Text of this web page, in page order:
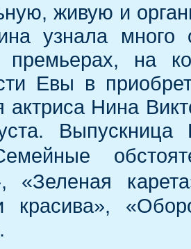
живую и
узнала
премьерах, на
Евы в
актриса Нина
«Зеленая
красива»,